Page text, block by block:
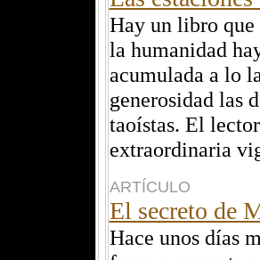
Hay un libro que
la humanidad
acumulada a lo
generosidad las
taoístas. El
extraordinaria
ARTÍCULO
El secreto de
Hace unos días